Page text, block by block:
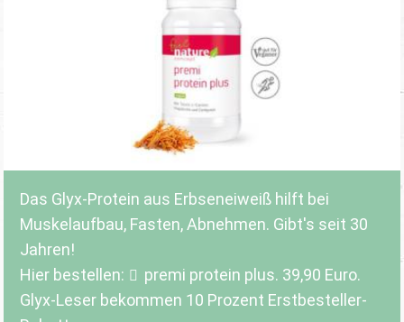
Das Glyx-Protein aus Erbseneiweiß hilft bei
Muskelaufbau, Fasten, Abnehmen. Gibt's seit 30
Jahren!
Hier bestellen:
premi protein plus. 39,90 Euro.
Glyx-Leser bekommen 10 Prozent Erstbesteller-